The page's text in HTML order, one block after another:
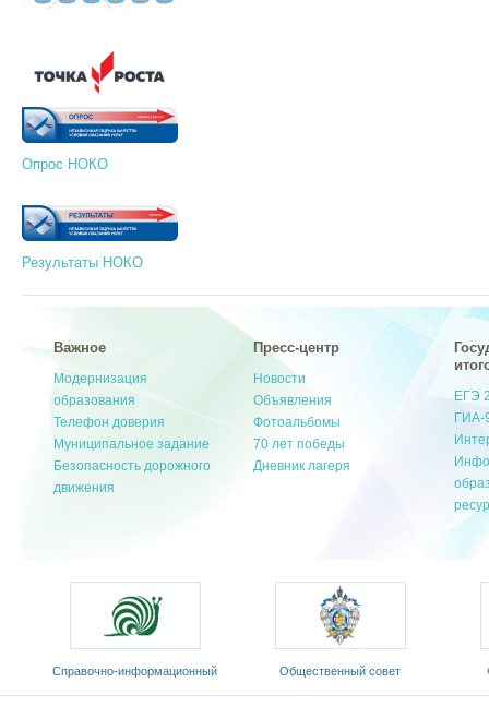
Опрос НОКО
Результаты НОКО
Важное
Модернизация
образования
Телефон доверия
Муниципальное задание
Безопасность дорожного
движения
Пресс-центр
Новости
Объявления
Фотоальбомы
70 лет победы
Дневник лагеря
ЕГЭ
ГИА-
Cправочно-информационный
портал «Русский язык»
Общественный совет
Министерства образования и